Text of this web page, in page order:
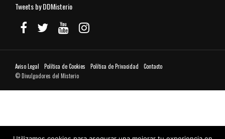
Tweets by DDMisterio
Aviso Legal Política de Cookies Política de Privacidad
Contacto
© Divulgadores del Misterio